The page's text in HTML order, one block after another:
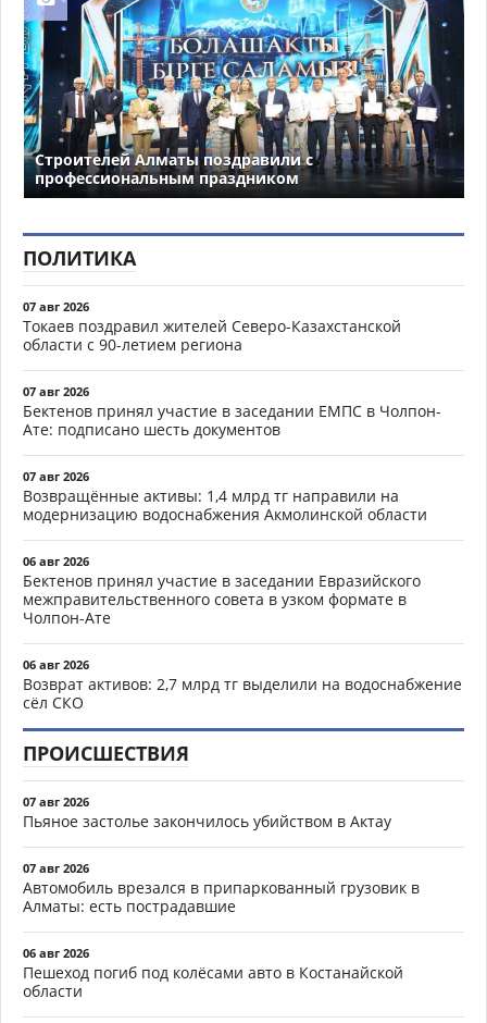
Строителей Алматы поздравили с
профессиональным праздником
ПОЛИТИКА
07 авг 2026
Токаев поздравил жителей Северо-Казахстанской
области с 90-летием региона
07 авг 2026
Бектенов принял участие в заседании ЕМПС в Чолпон-
Ате: подписано шесть документов
07 авг 2026
Возвращённые активы: 1,4 млрд тг направили на
модернизацию водоснабжения Акмолинской области
06 авг 2026
Бектенов принял участие в заседании Евразийского
межправительственного совета в узком формате в
Чолпон-Ате
06 авг 2026
Возврат активов: 2,7 млрд тг выделили на водоснабжение
сёл СКО
ПРОИСШЕСТВИЯ
07 авг 2026
Пьяное застолье закончилось убийством в Актау
07 авг 2026
Автомобиль врезался в припаркованный грузовик в
Алматы: есть пострадавшие
06 авг 2026
Пешеход погиб под колёсами авто в Костанайской
области